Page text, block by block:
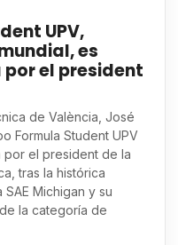
UPV,
es
el president
de València, José
Formula Student UPV
el president de la
tras la histórica
Michigan y su
la categoría de